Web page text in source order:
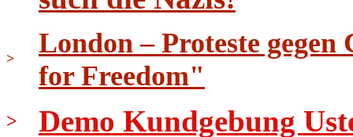
>
London – Proteste
for Freedom"
> Demo Kundgebung